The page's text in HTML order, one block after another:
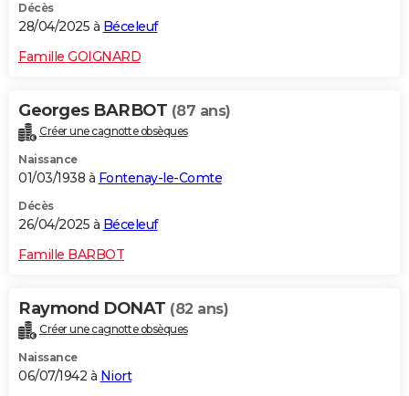
Décès
28/04/2025 à Béceleuf
Famille GOIGNARD
Georges BARBOT (87 ans)
Créer une cagnotte obsèques
Naissance
01/03/1938 à Fontenay-le-Comte
Décès
26/04/2025 à Béceleuf
Famille BARBOT
Raymond DONAT (82 ans)
Créer une cagnotte obsèques
Naissance
06/07/1942 à Niort